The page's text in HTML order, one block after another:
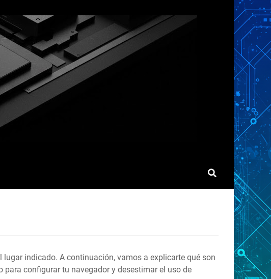
indicado. A continuación, vamos a explicarte qué son
para configurar tu navegador y desestimar el uso de